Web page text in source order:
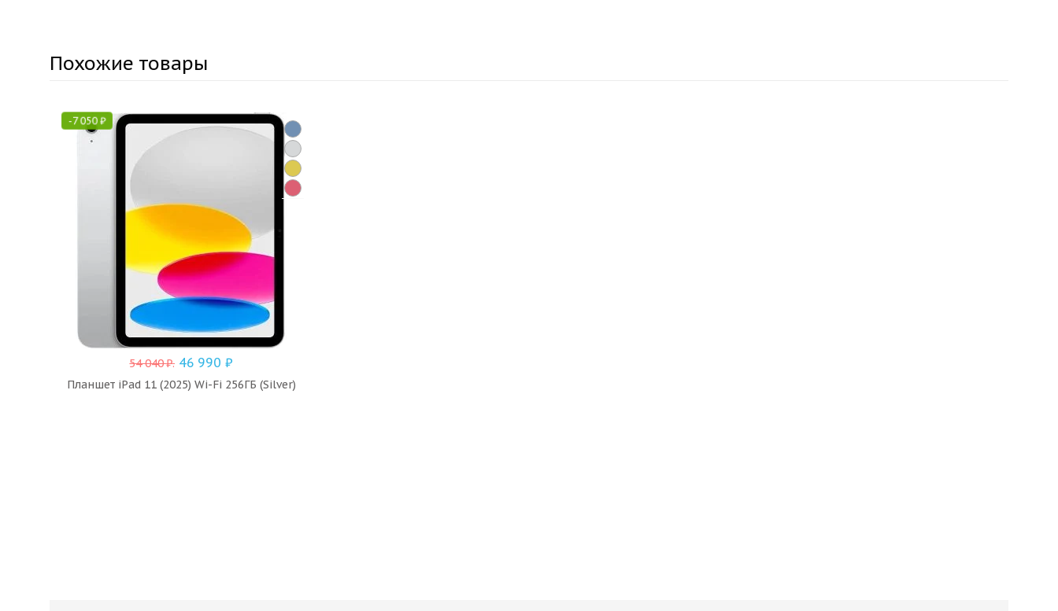
Похожие товары
-7 050₽
54 040₽. 46 990 ₽
Планшет iPad 11 (2025) Wi-Fi 256ГБ (Silver)